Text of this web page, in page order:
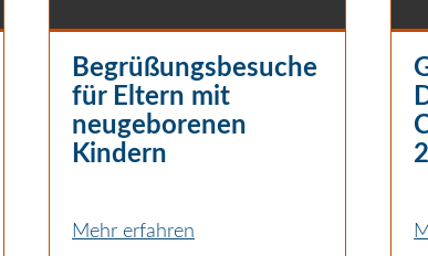
Begrüßungsbesuche
für Eltern mit
neugeborenen
Kindern
Mehr erfahren